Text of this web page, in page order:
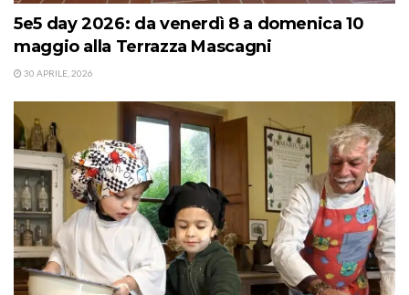
5e5 day 2026: da venerdì 8 a domenica 10
maggio alla Terrazza Mascagni
30 APRILE, 2026